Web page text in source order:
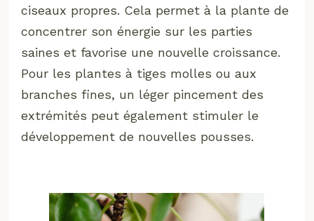
ciseaux propres. Cela permet à la plante de
concentrer son énergie sur les parties
saines et favorise une nouvelle croissance.
Pour les plantes à tiges molles ou aux
branches fines, un léger pincement des
extrémités peut également stimuler le
développement de nouvelles pousses.